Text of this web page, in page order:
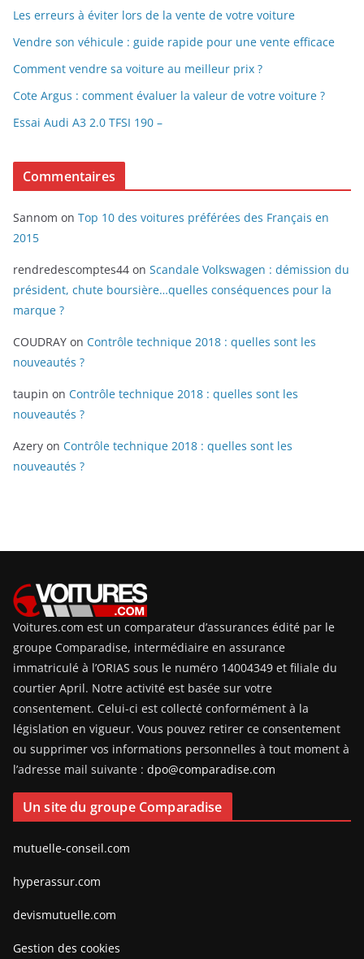
Les erreurs à éviter lors de la vente de votre voiture
Vendre son véhicule : guide rapide pour une vente efficace
Comment vendre sa voiture au meilleur prix ?
Cote Argus : comment évaluer la valeur de votre voiture ?
Essai Audi A3 2.0 TFSI 190 –
Commentaires
Sannom on Top 10 des voitures préférées des Français en
2015
rendredescomptes44 on Scandale Volkswagen : démission du
président, chute boursière…quelles conséquences pour la
marque ?
COUDRAY on Contrôle technique 2018 : quelles sont les
nouveautés ?
taupin on Contrôle technique 2018 : quelles sont les
nouveautés ?
Azery on Contrôle technique 2018 : quelles sont les
nouveautés ?
Voitures.com est un comparateur d’assurances édité par le
groupe Comparadise, intermédiaire en assurance
immatriculé à l’ORIAS sous le numéro 14004349 et filiale du
courtier April. Notre activité est basée sur votre
consentement. Celui-ci est collecté conformément à la
législation en vigueur. Vous pouvez retirer ce consentement
ou supprimer vos informations personnelles à tout moment à
l’adresse mail suivante : dpo@comparadise.com
Un site du groupe Comparadise
mutuelle-conseil.com
hyperassur.com
devismutuelle.com
Gestion des cookies